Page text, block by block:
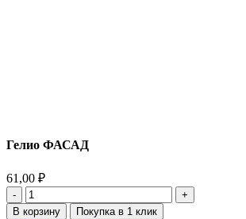
Гелио ФАСАД
61,00 ₽
В корзину Покупка в 1 клик